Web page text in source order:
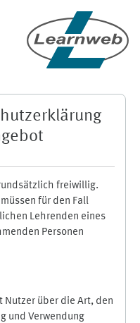
freiwillig.
für den Fall
Lehrenden eines
Personen
Nutzer über die Art, den
und Verwendung